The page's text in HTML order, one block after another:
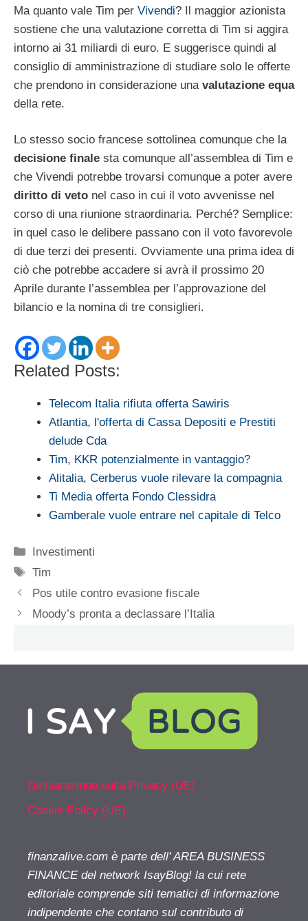
Ma quanto vale Tim per Vivendi? Il maggior azionista
sostiene che una valutazione corretta di Tim si aggira
intorno ai 31 miliardi di euro. E suggerisce quindi al
consiglio di amministrazione di studiare solo le offerte
che prendono in considerazione una valutazione equa
della rete.
Lo stesso socio francese sottolinea comunque che la
decisione finale sta comunque all’assemblea di Tim e
che Vivendi potrebbe trovarsi comunque a poter avere
diritto di veto nel caso in cui il voto avvenisse nel
corso di una riunione straordinaria. Perché? Semplice:
in quel caso le delibere passano con il voto favorevole
di due terzi dei presenti. Ovviamente una prima idea di
ciò che potrebbe accadere si avrà il prossimo 20
Aprile durante l’assemblea per l’approvazione del
bilancio e la nomina di tre consiglieri.
Related Posts:
Telecom Italia rifiuta offerta Sawiris
Atlantia, l'offerta di Cassa Depositi e Prestiti
delude Cda
Tim, KKR potenzialmente in vantaggio?
Alitalia, Cerberus vuole rilevare la compagnia
Ti Media offerta Fondo Clessidra
Gamberale vuole entrare nel capitale di Telco
Categorie
Investimenti
Tag
Tim
Pos utile contro evasione fiscale
Moody’s pronta a declassare l’Italia
Dichiarazione sulla Privacy (UE)
Cookie Policy (UE)
finanzalive.com è parte dell' AREA BUSINESS
FINANCE del network IsayBlog! la cui rete
editoriale comprende siti tematici di informazione
indipendente che contano sul contributo di